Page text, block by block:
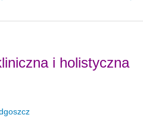
i holistyczna